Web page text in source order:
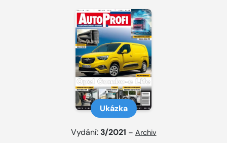
Ukázka
Vydání: 3/2021 – Archiv